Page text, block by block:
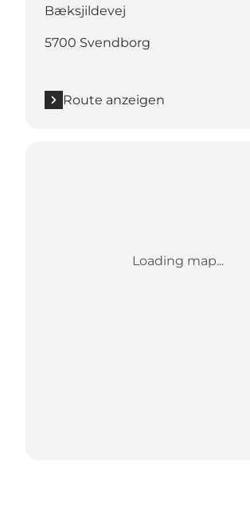
Bæksjildevej
5700 Svendborg
Route anzeigen
Loading map...